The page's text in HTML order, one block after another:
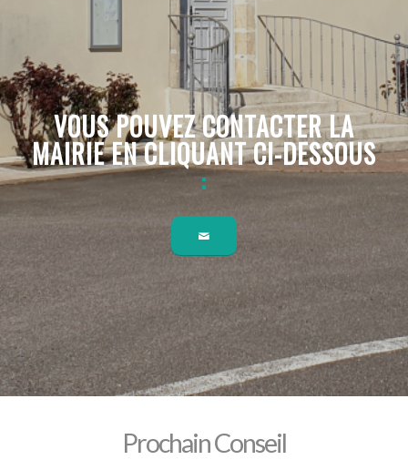
VOUS POUVEZ CONTACTER LA
MAIRIE EN CLIQUANT CI-DESSOUS
:
Prochain Conseil